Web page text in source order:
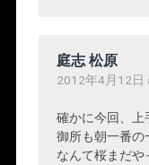
庭志 松原
2012年4月12日
確かに今回、上
御所も朝一番の
なんて桜まだや